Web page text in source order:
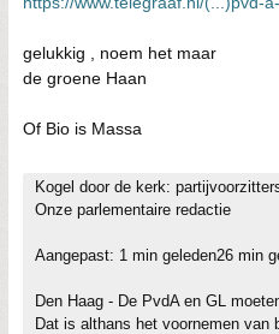
gelukkig , noem het maar
de groene Haan
Of Bio is Massa
Kogel door de kerk:
Onze parlementaire redactie
Aangepast: 1 min geleden26 min
Den Haag - De PvdA en GL
Dat is althans het voornemen van